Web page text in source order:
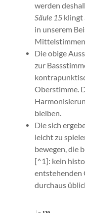
werden
Säule 15klingt
in unserem
Die obige
zur
Oberstimme.
bleiben.
Die sich
leicht zu
bewegen, die
[^1]: kein
entstehenden
durchaus